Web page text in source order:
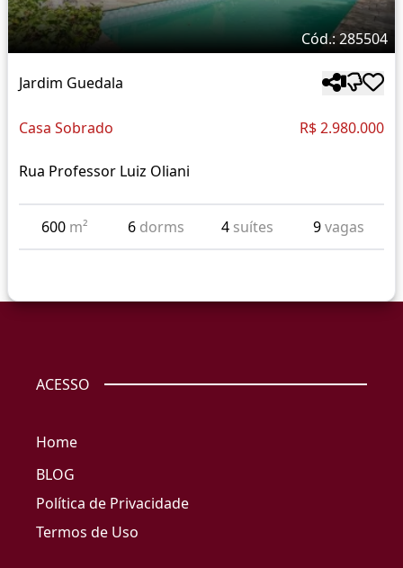
Cód.: 285504
Jardim Guedala
Casa Sobrado R$ 2.980.000
Rua Professor Luiz Oliani
600 m² 6 dorms 4 suítes 9vagas
ACESSO
Home
BLOG
Política de Privacidade
Termos de Uso